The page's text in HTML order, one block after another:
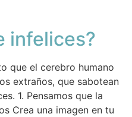
infelices?
que el cerebro humano
extraños, que sabotean
1. Pensamos que la
Crea una imagen en tu